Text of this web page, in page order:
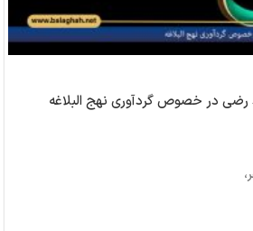
در خصوص گردآوری نهج البلاغه